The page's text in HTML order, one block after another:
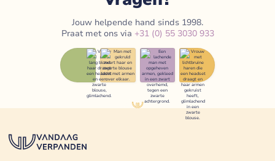
Jouw helpende hand sinds 1998.
Praat met ons via +31 (0) 55 3030 933